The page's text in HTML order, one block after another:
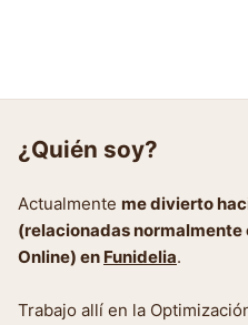
¿Quién soy?
Actualmente me divierto
(relacionadas normalmente
Online) en Funidelia.
Trabajo allí en la